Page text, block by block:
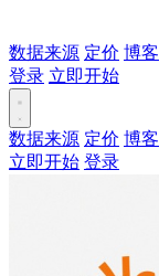
数据来源 定价 博客
登录 立即开始
数据来源 定价 博客
立即开始 登录